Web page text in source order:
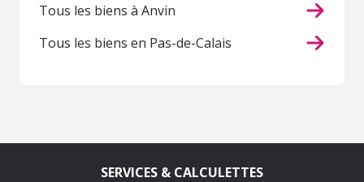
Tous les biens à Anvin
Tous les biens en Pas-de-Calais
SERVICES & CALCULETTES